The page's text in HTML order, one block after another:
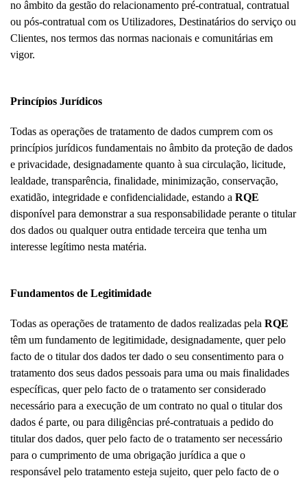
no âmbito da gestão do relacionamento pré-contratual, contratual
ou pós-contratual com os Utilizadores, Destinatários do serviço ou
Clientes, nos termos das normas nacionais e comunitárias em
vigor.
Princípios Jurídicos
Todas as operações de tratamento de dados cumprem com os
princípios jurídicos fundamentais no âmbito da proteção de dados
e privacidade, designadamente quanto à sua circulação, licitude,
lealdade, transparência, finalidade, minimização, conservação,
exatidão, integridade e confidencialidade, estando a RQE
disponível para demonstrar a sua responsabilidade perante o titular
dos dados ou qualquer outra entidade terceira que tenha um
interesse legítimo nesta matéria.
Fundamentos de Legitimidade
Todas as operações de tratamento de dados realizadas pela RQE
têm um fundamento de legitimidade, designadamente, quer pelo
facto de o titular dos dados ter dado o seu consentimento para o
tratamento dos seus dados pessoais para uma ou mais finalidades
específicas, quer pelo facto de o tratamento ser considerado
necessário para a execução de um contrato no qual o titular dos
dados é parte, ou para diligências pré-contratuais a pedido do
titular dos dados, quer pelo facto de o tratamento ser necessário
para o cumprimento de uma obrigação jurídica a que o
responsável pelo tratamento esteja sujeito, quer pelo facto de o